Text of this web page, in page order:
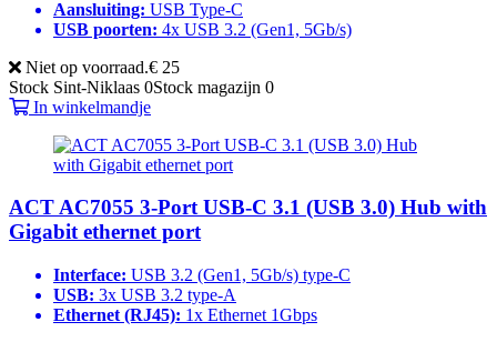
Aansluiting: USB Type-C
USB poorten: 4x USB 3.2 (Gen1, 5Gb/s)
Niet op voorraad.€ 25
Stock Sint-Niklaas 0Stock magazijn 0
In winkelmandje
ACT AC7055 3-Port USB-C 3.1 (USB 3.0) Hub with
Gigabit ethernet port
Interface: USB 3.2 (Gen1, 5Gb/s) type-C
USB: 3x USB 3.2 type-A
Ethernet (RJ45): 1x Ethernet 1Gbps